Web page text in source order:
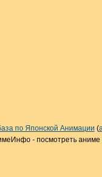
по Японской Анимации (
- посмотреть аниме